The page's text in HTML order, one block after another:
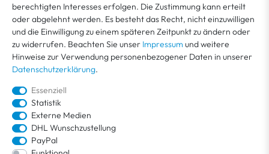
KUNDENSERVICE
ÜBER VEGA
berechtigten Interesses erfolgen. Die Zustimmung kann erteilt
oder abgelehnt werden. Es besteht das Recht, nicht einzuwilligen
und die Einwilligung zu einem späteren Zeitpunkt zu ändern oder
zu widerrufen. Beachten Sie unser Impressum und weitere
Hinweise zur Verwendung personenbezogener Daten in unserer
Datenschutzerklärung.
Essenziell
Statistik
Externe Medien
DHL Wunschzustellung
PayPal